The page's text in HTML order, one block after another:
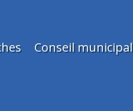
Conseil municipal